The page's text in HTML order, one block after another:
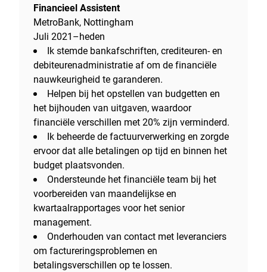
Financieel Assistent
MetroBank, Nottingham
Juli 2021–heden
Ik stemde bankafschriften, crediteuren- en
debiteurenadministratie af om de financiële
nauwkeurigheid te garanderen.
Helpen bij het opstellen van budgetten en
het bijhouden van uitgaven, waardoor
financiële verschillen met 20% zijn verminderd.
Ik beheerde de factuurverwerking en zorgde
ervoor dat alle betalingen op tijd en binnen het
budget plaatsvonden.
Ondersteunde het financiële team bij het
voorbereiden van maandelijkse en
kwartaalrapportages voor het senior
management.
Onderhouden van contact met leveranciers
om factureringsproblemen en
betalingsverschillen op te lossen.